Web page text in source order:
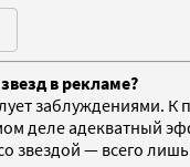
в рекламе?
заблуждениями. К
деле адекватный
звездой — всего